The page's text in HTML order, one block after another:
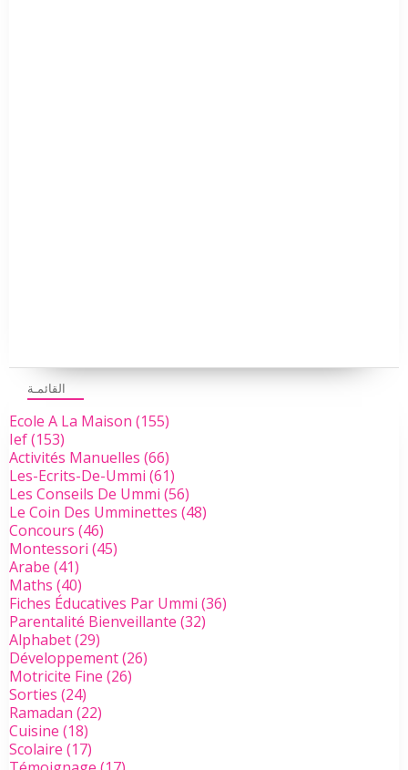
القائمـة
Ecole A La Maison (155)
Ief(153)
Activités Manuelles (66)
Les-Ecrits-De-Ummi (61)
Les Conseils De Ummi (56)
Le Coin Des Umminettes (48)
Concours (46)
Montessori (45)
Arabe (41)
Maths (40)
Fiches Éducatives Par Ummi (36)
Parentalité Bienveillante (32)
Alphabet(29)
Développement(26)
Motricite Fine (26)
Sorties (24)
Ramadan (22)
Cuisine (18)
Scolaire (17)